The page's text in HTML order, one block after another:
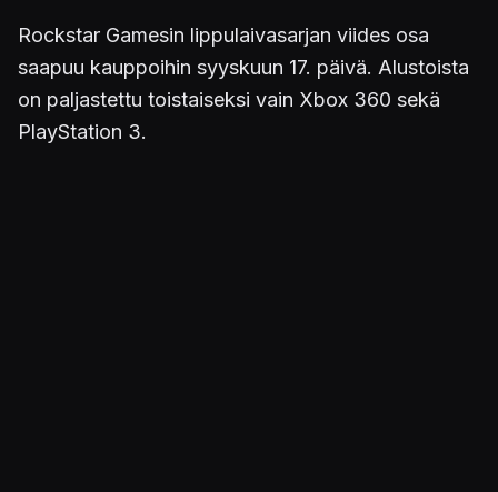
Rockstar Gamesin lippulaivasarjan viides osa
saapuu kauppoihin syyskuun 17. päivä. Alustoista
on paljastettu toistaiseksi vain Xbox 360 sekä
PlayStation 3.